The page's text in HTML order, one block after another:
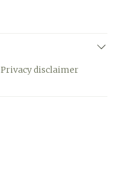
Privacy disclaimer